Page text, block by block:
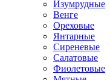
Изумрудные
Венге
Ореховые
Янтарные
Сиреневые
Салатовые
Фиолетовые